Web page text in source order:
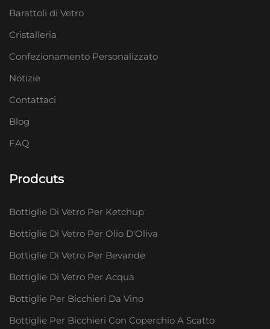
Barattoli di Vetro
Cristalleria
Confezionamento Personalizzato
Notizie
Contattaci
Blog
FAQ
Prodcuts
Bottiglie Di Vetro Per Ketchup
Bottiglie Di Vetro Per Olio D'Oliva
Bottiglie Di Vetro Per Bevande
Bottiglie Di Vetro Per Acqua
Bottiglie Per Bicchieri Da Vino
Bottiglie Per Bicchieri Con Coperchio A Scatto